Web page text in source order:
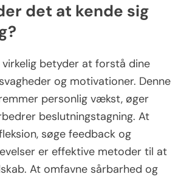
det at kende sig
virkelig betyder at forstå dine
og motivationer. Denne
personlig vækst, øger
beslutningstagning. At
søge feedback og
er effektive metoder til at
At omfavne sårbarhed og